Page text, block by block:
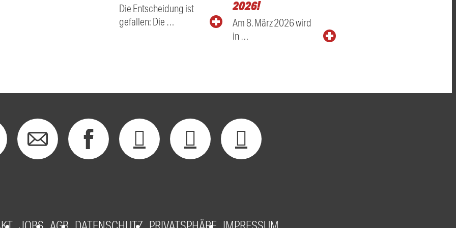
Die Entscheidung ist
gefallen: Die …
2026!
Am 8. März 2026 wird
in …